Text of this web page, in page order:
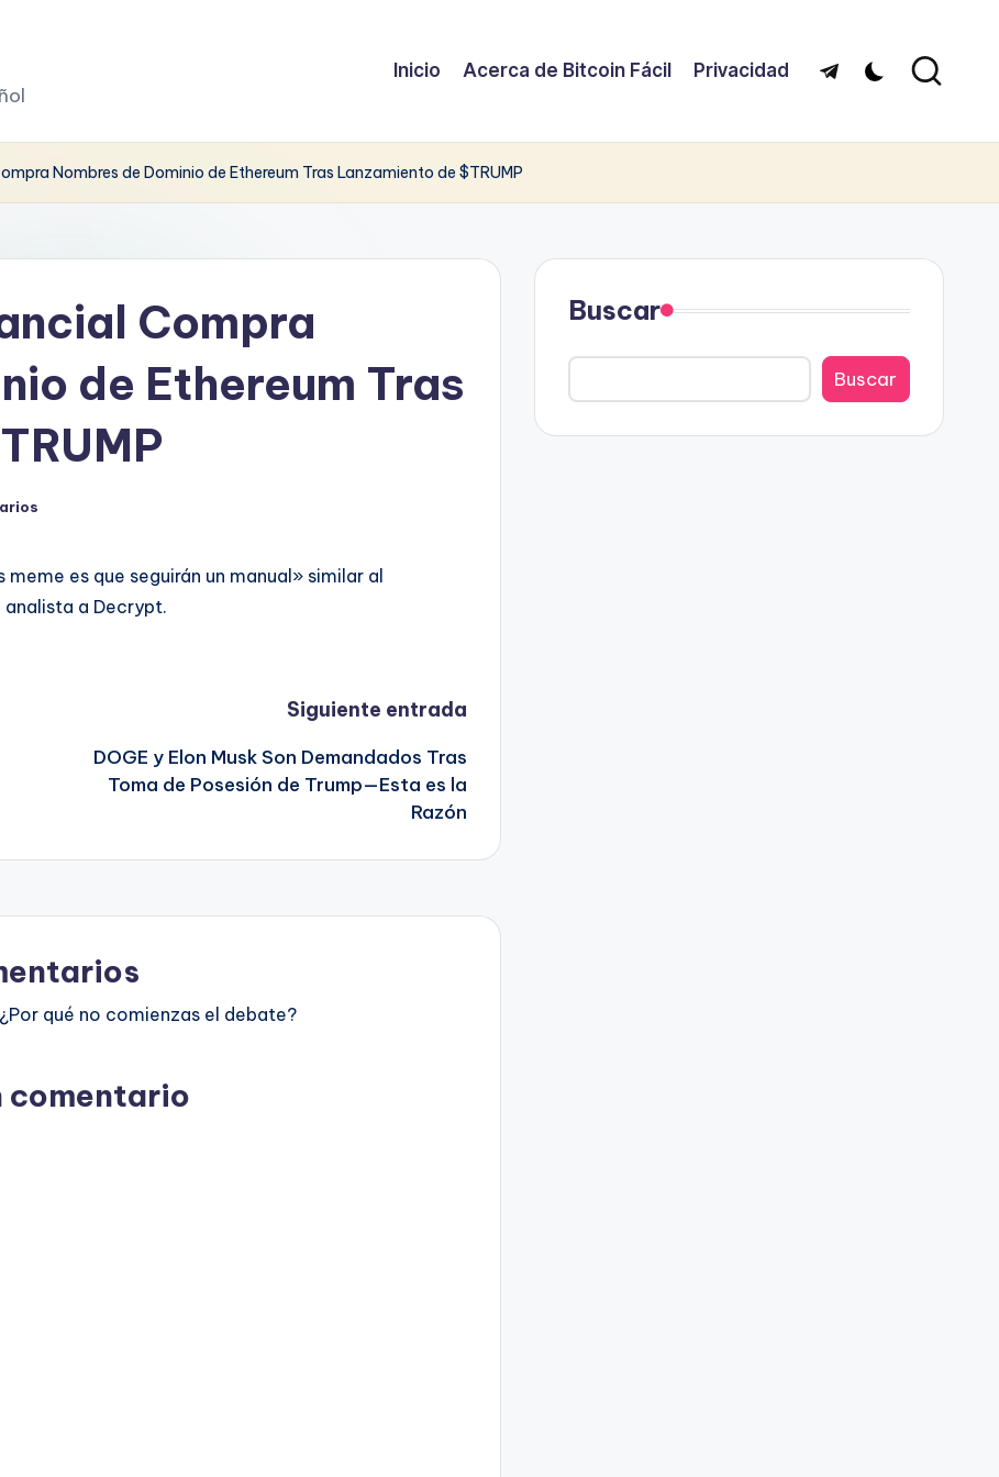
Inicio Acerca de Bitcoin Fácil Privacidad Telegram
Nombres de Dominio de Ethereum Tras Lanzamiento de $TRUMP
Compra
de Ethereum Tras
es que seguirán un manual» similar al
a Decrypt.
Siguiente entrada
DOGE y Elon Musk Son Demandados Tras
Toma de Posesión de Trump—Esta es la
Razón
qué no comienzas el debate?
comentario
Buscar
Buscar